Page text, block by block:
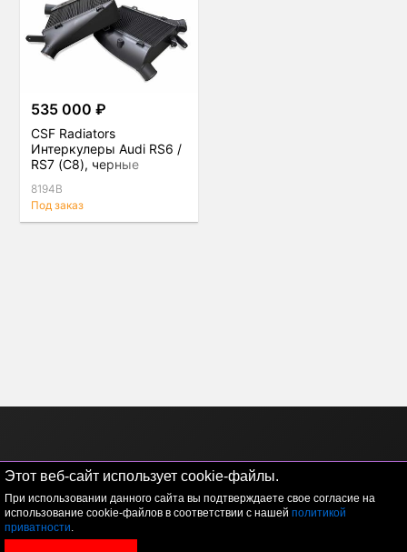
Этот веб-сайт использует cookie-файлы.
При использовании данного сайта вы подтверждаете свое согласие на
использование cookie-файлов в соответствии с нашей политикой
приватности.
535 000 ₽
CSF Radiators
Интеркулеры Audi RS6 /
RS7 (C8), черные
8194B
Под заказ